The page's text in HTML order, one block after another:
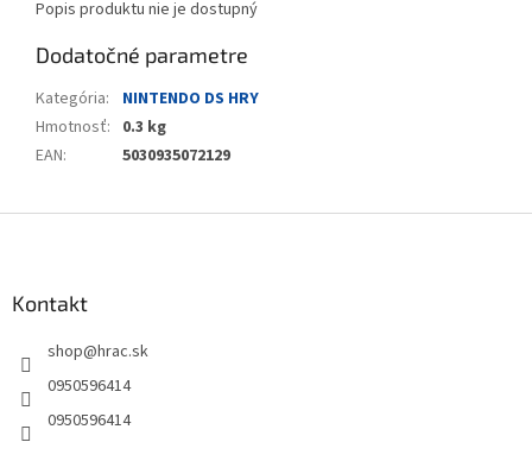
Popis produktu nie je dostupný
Dodatočné parametre
Kategória:
NINTENDO DS HRY
Hmotnosť: 0.3 kg
EAN: 5030935072129
Kontakt
shop@hrac.sk
0950596414
0950596414